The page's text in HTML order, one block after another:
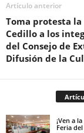
Artículo anterior
Toma protesta la
Cedillo a los
del Consejo de
Difusión de la
¡Ven a
Feria